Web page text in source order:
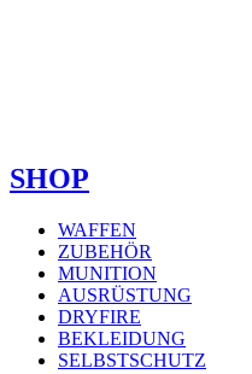
SHOP
WAFFEN
ZUBEHÖR
MUNITION
AUSRÜSTUNG
DRYFIRE
BEKLEIDUNG
SELBSTSCHUTZ